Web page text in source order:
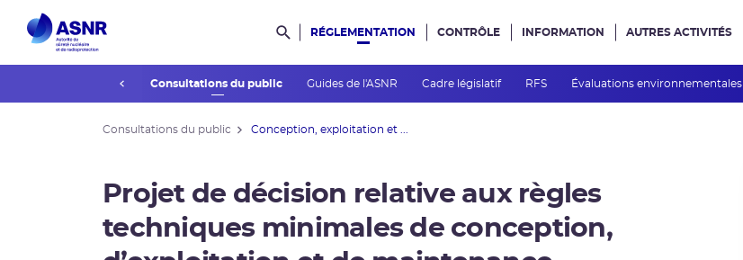
Rechercher dans le site
RÉGLEMENTATION
des publics Consultations du public Guides de l'ASNR Cadre législatif RFS Évaluations environnementales
CONTRÔLE INFORMATION AUTRES ACTIVITÉS
Consultations du public Conception, exploitation et ...
Projet de décision relative aux règles
techniques minimales de conception,